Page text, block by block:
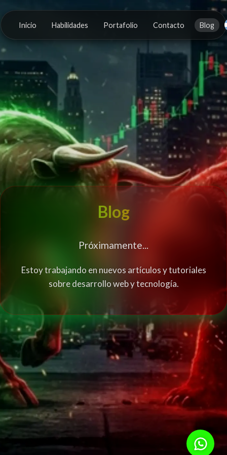
Inicio Habilidades Portafolio Contacto Blog
Blog
Próximamente...
Estoy trabajando en nuevos artículos y tutoriales
sobre desarrollo web y tecnología.